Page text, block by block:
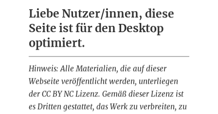
Liebe Nutzer/innen, diese
Seite ist für den Desktop
optimiert.
Hinweis: Alle Materialien, die auf dieser
Webseite veröffentlicht werden, unterliegen
der CC BY NC Lizenz. Gemäß dieser Lizenz ist
es Dritten gestattet, das Werk zu verbreiten, zu